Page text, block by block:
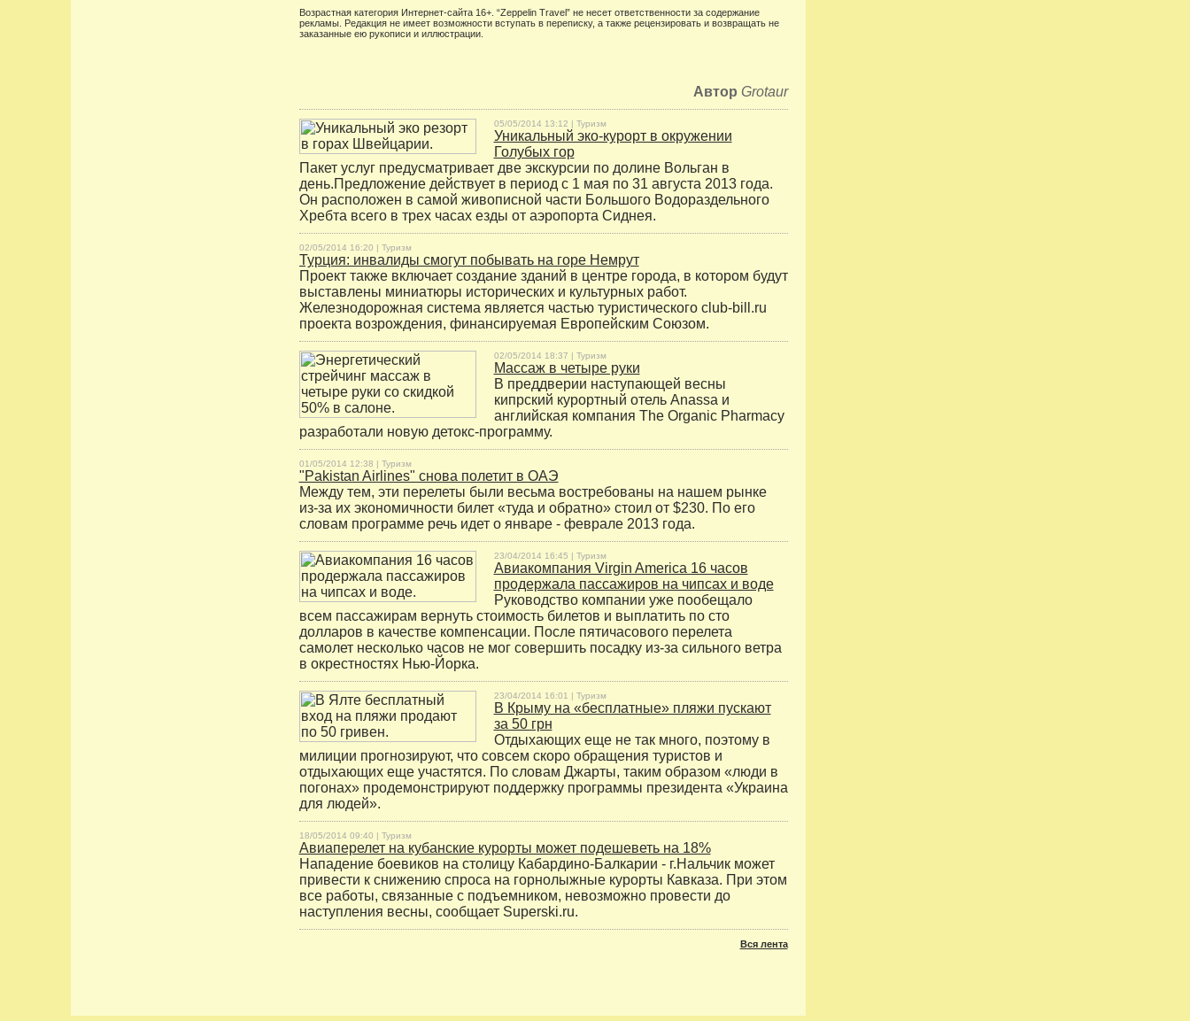
Возрастная категория Интернет-сайта 16+. “Zeppelin Travel” не несет ответственности за содержание
рекламы. Редакция не имеет возможности вступать в переписку, а также рецензировать и возвращать не
заказанные ею рукописи и иллюстрации.
Автор Grotaur
05/05/2014 13:12 | Туризм
Уникальный эко-курорт в окружении
Голубых гор
Пакет услуг предусматривает две экскурсии по долине Вольган в
день.Предложение действует в период с 1 мая по 31 августа 2013 года.
Он расположен в самой живописной части Большого Водораздельного
Хребта всего в трех часах езды от аэропорта Сиднея.
02/05/2014 16:20 | Туризм
Турция: инвалиды смогут побывать на горе Немрут
Проект также включает создание зданий в центре города, в котором будут
выставлены миниатюры исторических и культурных работ.
Железнодорожная система является частью туристического club-bill.ru
проекта возрождения, финансируемая Европейским Союзом.
02/05/2014 18:37 | Туризм
Массаж в четыре руки
В преддверии наступающей весны
кипрский курортный отель Anassa и
английская компания The Organic Pharmacy
разработали новую детокс-программу.
01/05/2014 12:38 | Туризм
"Pakistan Airlines" снова полетит в ОАЭ
Между тем, эти перелеты были весьма востребованы на нашем рынке
из-за их экономичности билет «туда и обратно» стоил от $230. По его
словам программе речь идет о январе - феврале 2013 года.
23/04/2014 16:45 | Туризм
Авиакомпания Virgin America 16 часов
продержала пассажиров на чипсах и воде
Руководство компании уже пообещало
всем пассажирам вернуть стоимость билетов и выплатить по сто
долларов в качестве компенсации. После пятичасового перелета
самолет несколько часов не мог совершить посадку из-за сильного ветра
в окрестностях Нью-Йорка.
23/04/2014 16:01 | Туризм
В Крыму на «бесплатные» пляжи пускают
за 50 грн
Отдыхающих еще не так много, поэтому в
милиции прогнозируют, что совсем скоро обращения туристов и
отдыхающих еще участятся. По словам Джарты, таким образом «люди в
погонах» продемонстрируют поддержку программы президента «Украина
для людей».
18/05/2014 09:40 | Туризм
Авиаперелет на кубанские курорты может подешеветь на 18%
Нападение боевиков на столицу Кабардино-Балкарии - г.Нальчик может
привести к снижению спроса на горнолыжные курорты Кавказа. При этом
все работы, связанные с подъемником, невозможно провести до
наступления весны, сообщает Superski.ru.
Вся лента